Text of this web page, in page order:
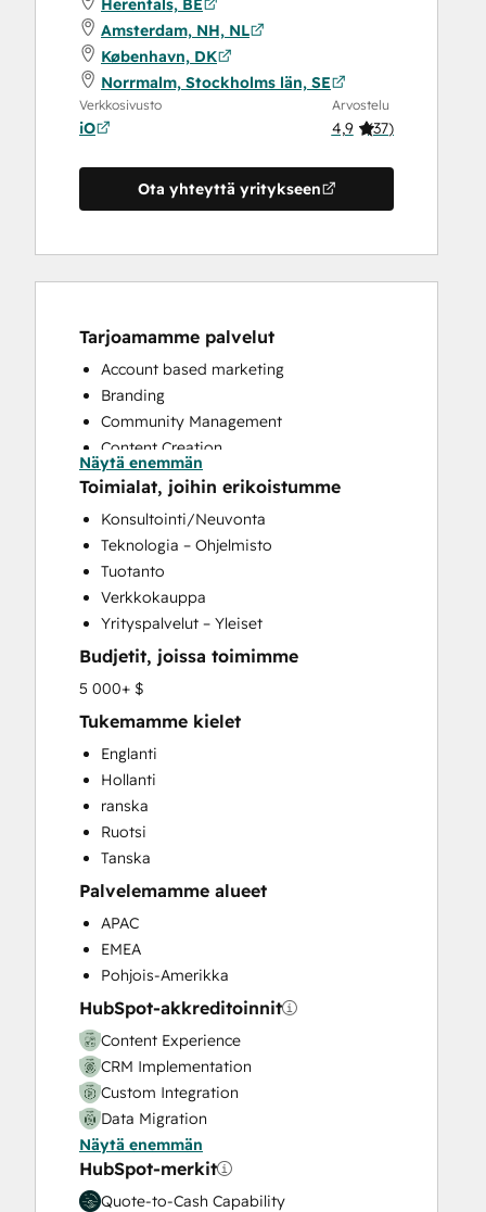
Herentals, BE
Amsterdam, NH, NL
København, DK
Norrmalm, Stockholms län, SE
Verkkosivusto
iO
Arvostelu
4,9 (37)
Ota yhteyttä yritykseen
Tarjoamamme palvelut
Account based marketing
Branding
Community Management
Content Creation
Conversational Marketing
CRM Implementation
CRM Migration
Custom API Integrations
Customer Marketing
Customer Success Training
Customer Support Training
Customer Survey and Analysis
Email Marketing
Help Desk Implementation
HubSpot Onboarding
Knowledge Base Development
Paid Advertising
Programmable Automation
Sales and Marketing Alignment
Sales Coaching and Training
Sales Enablement
Search Engine Optimization
Social Media
Website Design
Website Development
Website Migration
Näytä enemmän
Toimialat, joihin erikoistumme
Konsultointi/Neuvonta
Teknologia – Ohjelmisto
Tuotanto
Verkkokauppa
Yrityspalvelut – Yleiset
Budjetit, joissa toimimme
5 000+ $
Tukemamme kielet
Englanti
Hollanti
ranska
Ruotsi
Tanska
Palvelemamme alueet
APAC
EMEA
Pohjois-Amerikka
HubSpot-akkreditoinnit
Content Experience
CRM Implementation
Custom Integration
Data Migration
Onboarding
Service Implementation
Solutions Architecture Design
Näytä enemmän
HubSpot-merkit
Quote-to-Cash Capability